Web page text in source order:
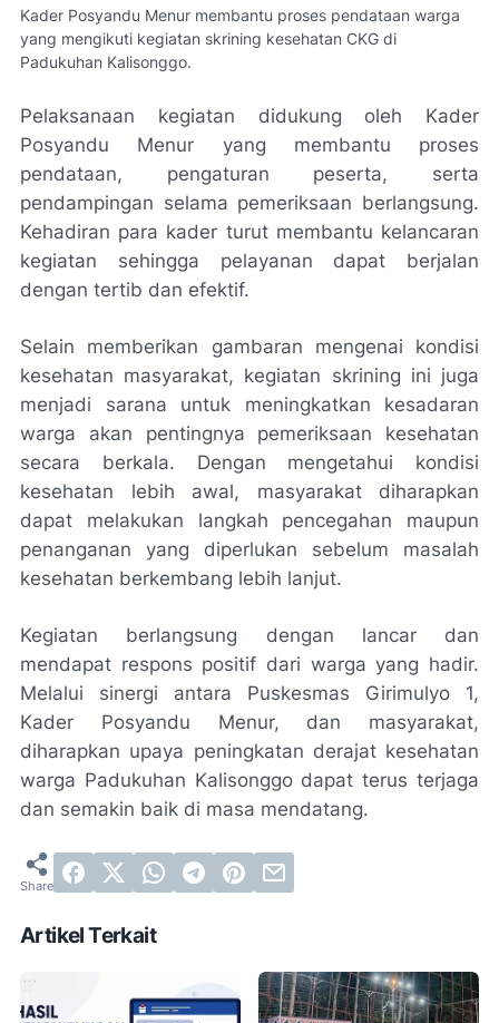
Kader Posyandu Menur membantu proses pendataan warga
yang mengikuti kegiatan skrining kesehatan CKG di
Padukuhan Kalisonggo.
Pelaksanaan kegiatan didukung oleh Kader
Posyandu Menur yang membantu proses
pendataan, pengaturan peserta, serta
pendampingan selama pemeriksaan berlangsung.
Kehadiran para kader turut membantu kelancaran
kegiatan sehingga pelayanan dapat berjalan
dengan tertib dan efektif.
Selain memberikan gambaran mengenai kondisi
kesehatan masyarakat, kegiatan skrining ini juga
menjadi sarana untuk meningkatkan kesadaran
warga akan pentingnya pemeriksaan kesehatan
secara berkala. Dengan mengetahui kondisi
kesehatan lebih awal, masyarakat diharapkan
dapat melakukan langkah pencegahan maupun
penanganan yang diperlukan sebelum masalah
kesehatan berkembang lebih lanjut.
Kegiatan berlangsung dengan lancar dan
mendapat respons positif dari warga yang hadir.
Melalui sinergi antara Puskesmas Girimulyo 1,
Kader Posyandu Menur, dan masyarakat,
diharapkan upaya peningkatan derajat kesehatan
warga Padukuhan Kalisonggo dapat terus terjaga
dan semakin baik di masa mendatang.
Artikel Terkait